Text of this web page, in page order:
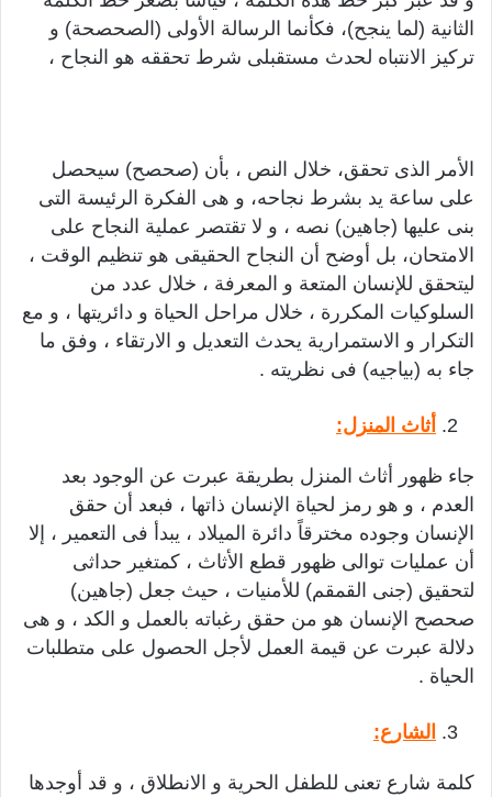
الثانية (لما ينجح)، فكأنما الرسالة الأولى (الصحصحة) و
تركيز الانتباه لحدث مستقبلى شرط تحققه هو النجاح ،
الأمر الذى تحقق، خلال النص ، بأن (صحصح) سيحصل
على ساعة يد بشرط نجاحه، و هى الفكرة الرئيسة التى
بنى عليها (جاهين) نصه ، و لا تقتصر عملية النجاح على
الامتحان، بل أوضح أن النجاح الحقيقى هو تنظيم الوقت ،
ليتحقق للإنسان المتعة و المعرفة ، خلال عدد من
السلوكيات المكررة ، خلال مراحل الحياة و دائريتها ، و مع
التكرار و الاستمرارية يحدث التعديل و الارتقاء ، وفق ما
جاء به (بياجيه) فى نظريته .
أثاث المنزل:
جاء ظهور أثاث المنزل بطريقة عبرت عن الوجود بعد
العدم ، و هو رمز لحياة الإنسان ذاتها ، فبعد أن حقق
الإنسان وجوده مخترقاً دائرة الميلاد ، يبدأ فى التعمير ، إلا
أن عمليات توالى ظهور قطع الأثاث ، كمتغير حداثى
لتحقيق (جنى القمقم) للأمنيات ، حيث جعل (جاهين)
صحصح الإنسان هو من حقق رغباته بالعمل و الكد ، و هى
دلالة عبرت عن قيمة العمل لأجل الحصول على متطلبات
الحياة .
الشارع:
كلمة شارع تعنى للطفل الحرية و الانطلاق ، و قد أوجدها